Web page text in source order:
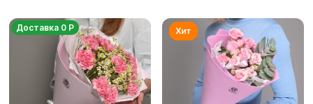
Доставка 0 Р